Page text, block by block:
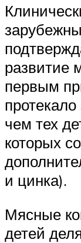
развитие
первым
чем тех
которых
и цинка).
Мясные
детей